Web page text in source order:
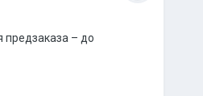
предзаказа – до